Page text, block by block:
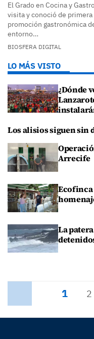
El Grado en Cocina y
visita y conoció de
promoción gastronómica
entorno…
BIOSFERA DIGITAL
LO MÁS VISTO
¿Dónde
Los alisios siguen sin
Arrecife
Ecofinca
La
1 2